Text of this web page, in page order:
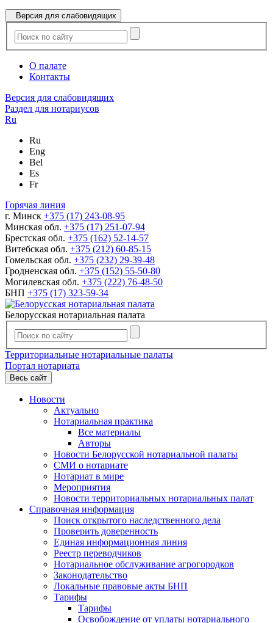
Версия для слабовидящих
О палате
Контакты
Версия для слабовидящих
Раздел для нотариусов
Ru
Ru
Eng
Bel
Es
Fr
Горячая линия
г. Минск +375 (17) 243-08-95
Минская обл. +375 (17) 251-07-94
Брестская обл. +375 (162) 52-14-57
Витебская обл. +375 (212) 60-85-15
Гомельская обл. +375 (232) 29-39-48
Гродненская обл. +375 (152) 55-50-80
Могилевская обл. +375 (222) 76-48-50
БНП +375 (17) 323-59-34
Белорусская нотариальная палата
Территориальные нотариальные палаты
Портал нотариата
Весь сайт
Новости
Актуально
Нотариальная практика
Все материалы
Авторы
Новости Белорусской нотариальной палаты
СМИ о нотариате
Нотариат в мире
Мероприятия
Новости территориальных нотариальных палат
Справочная информация
Поиск открытого наследственного дела
Проверить доверенность
Единая информационная линия
Реестр переводчиков
Нотариальное обслуживание агрогородков
Законодательство
Локальные правовые акты БНП
Тарифы
Тарифы
Освобождение от уплаты нотариального